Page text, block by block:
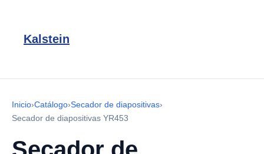
Kalstein
Inicio›Catálogo›Secador de diapositivas›
Secador de diapositivas YR453